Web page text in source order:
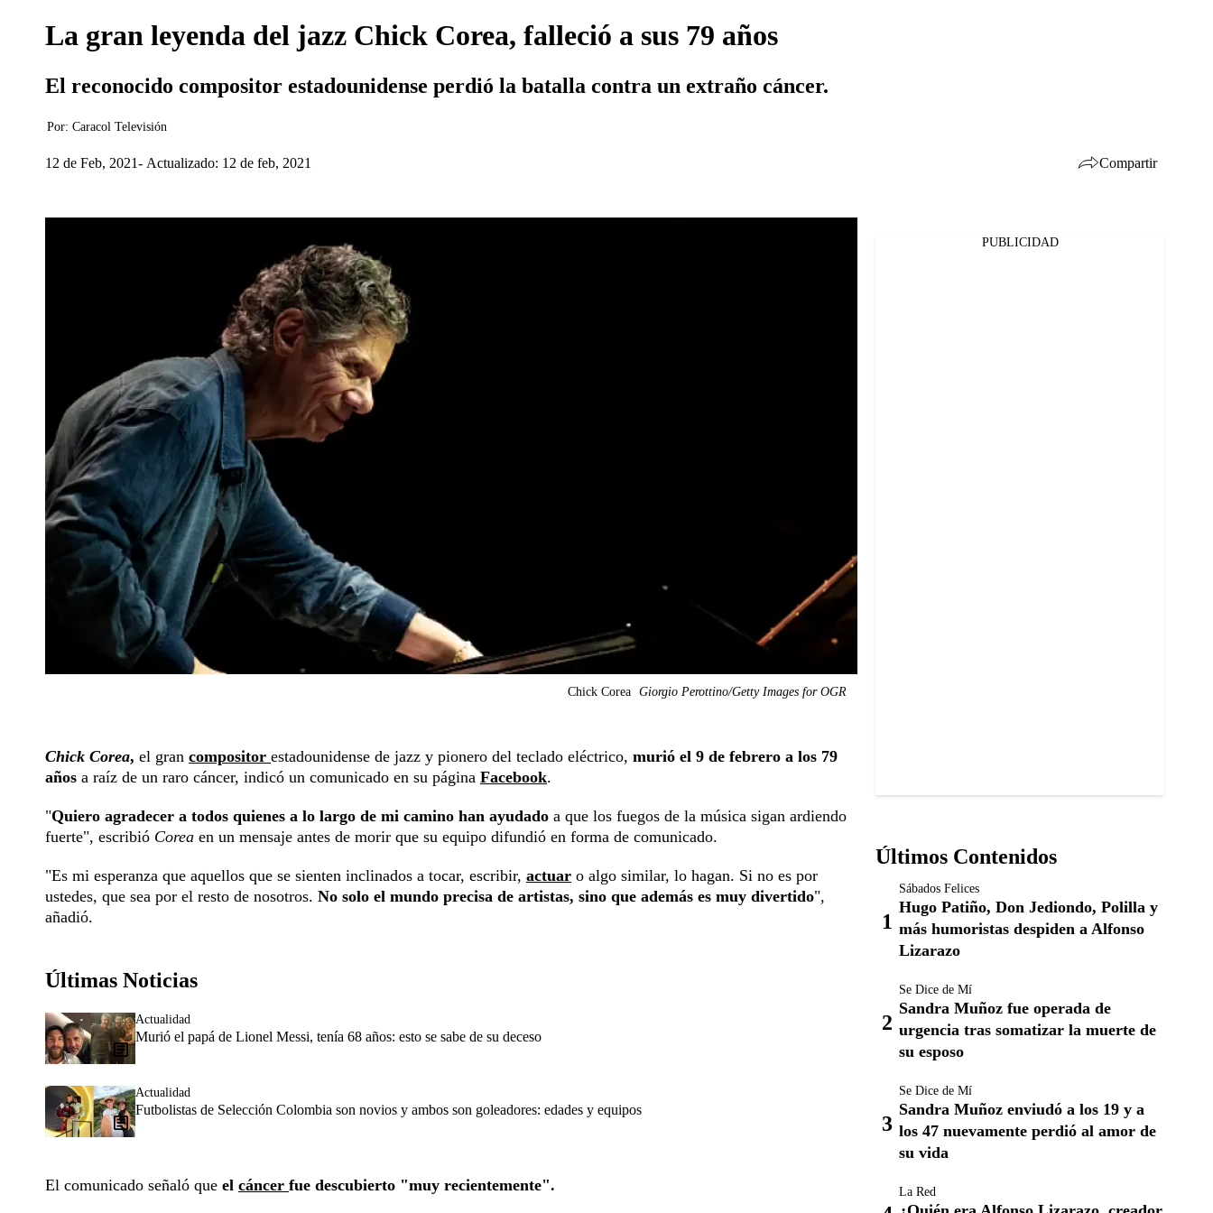
La gran leyenda del jazz Chick Corea, falleció a sus 79 años
El reconocido compositor estadounidense perdió la batalla contra un extraño cáncer.
Por: Caracol Televisión
12 de Feb, 2021 Actualizado: 12 de feb, 2021 Compartir
Chick Corea Giorgio Perottino/Getty Images for OGR
Chick Corea, el gran compositor estadounidense de jazz y pionero del teclado eléctrico, murió el 9 de febrero a los 79
años a raíz de un raro cáncer, indicó un comunicado en su página Facebook.
"Quiero agradecer a todos quienes a lo largo de mi camino han ayudado a que los fuegos de la música sigan ardiendo
fuerte", escribió Corea en un mensaje antes de morir que su equipo difundió en forma de comunicado.
"Es mi esperanza que aquellos que se sienten inclinados a tocar, escribir, actuar o algo similar, lo hagan. Si no es por
ustedes, que sea por el resto de nosotros. No solo el mundo precisa de artistas, sino que además es muy divertido",
añadió.
Últimas Noticias
Actualidad
Murió el papá de Lionel Messi, tenía 68 años: esto se sabe de su deceso
Actualidad
Futbolistas de Selección Colombia son novios y ambos son goleadores: edades y equipos
El comunicado señaló que el cáncer fue descubierto "muy recientemente".
PUBLICIDAD
Últimos Contenidos
Sábados Felices
Hugo Patiño, Don Jediondo, Polilla y
más humoristas despiden a Alfonso
Lizarazo
Se Dice de Mí
Sandra Muñoz fue operada de
urgencia tras somatizar la muerte de
su esposo
Se Dice de Mí
Sandra Muñoz enviudó a los 19 y a
los 47 nuevamente perdió al amor de
su vida
La Red